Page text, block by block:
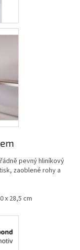
pevný hliníkový
zaoblené rohy a
x 28,5 cm